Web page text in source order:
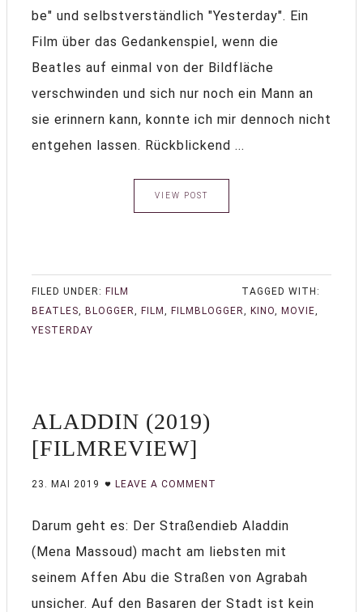
be" und selbstverständlich "Yesterday". Ein
Film über das Gedankenspiel, wenn die
Beatles auf einmal von der Bildfläche
verschwinden und sich nur noch ein Mann an
sie erinnern kann, konnte ich mir dennoch nicht
entgehen lassen. Rückblickend ...
VIEW POST
FILED UNDER: FILM
TAGGED WITH:
BEATLES, BLOGGER, FILM , FILMBLOGGER, KINO, MOVIE,
YESTERDAY
ALADDIN (2019)
[FILMREVIEW]
23. MAI 2019 LEAVE A COMMENT
Darum geht es: Der Straßendieb Aladdin
(Mena Massoud) macht am liebsten mit
seinem Affen Abu die Straßen von Agrabah
unsicher. Auf den Basaren der Stadt ist kein